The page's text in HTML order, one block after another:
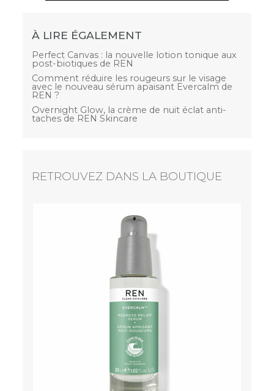
À LIRE ÉGALEMENT
Perfect Canvas : la nouvelle lotion tonique aux
post-biotiques de REN
Comment réduire les rougeurs sur le visage
avec le nouveau sérum apaisant Evercalm de
REN ?
Overnight Glow, la crème de nuit éclat anti-
taches de REN Skincare
RETROUVEZ DANS LA BOUTIQUE